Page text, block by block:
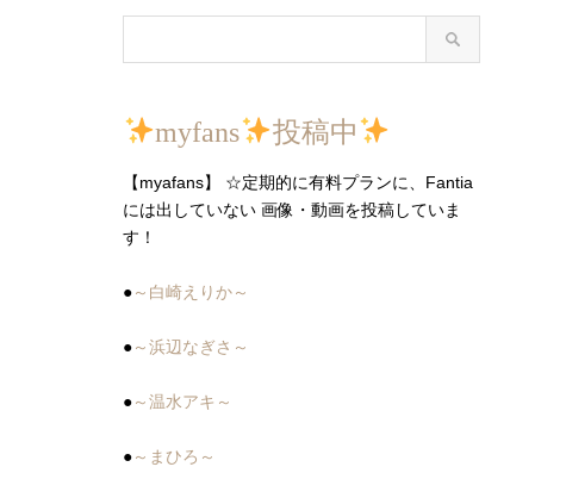
myfans 投稿中
【myafans】 ☆定期的に有料プランに、Fantia
には出していない 画像・動画を投稿していま
す！
●～白崎えりか～
●～浜辺なぎさ～
●～温水アキ～
●～まひろ～